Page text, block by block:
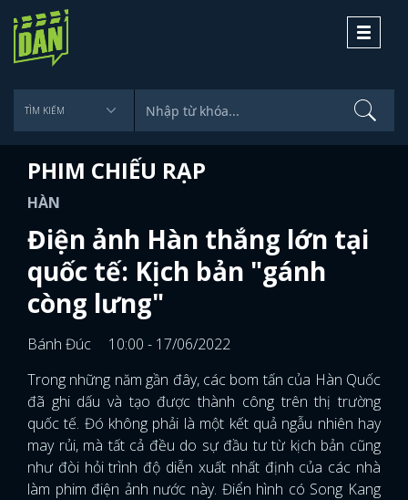
Toggle
PHIM CHIẾU RẠP
HÀN
Điện ảnh Hàn thắng lớn tại
quốc tế: Kịch bản "gánh
còng lưng"
Bánh Đúc
10:00 - 17/06/2022
Trong những năm gần đây, các bom tấn của Hàn Quốc
đã ghi dấu và tạo được thành công trên thị trường
quốc tế. Đó không phải là một kết quả ngẫu nhiên hay
may rủi, mà tất cả đều do sự đầu tư từ kịch bản cũng
như đòi hỏi trình độ diễn xuất nhất định của các nhà
làm phim điện ảnh nước này. Điển hình có Song Kang